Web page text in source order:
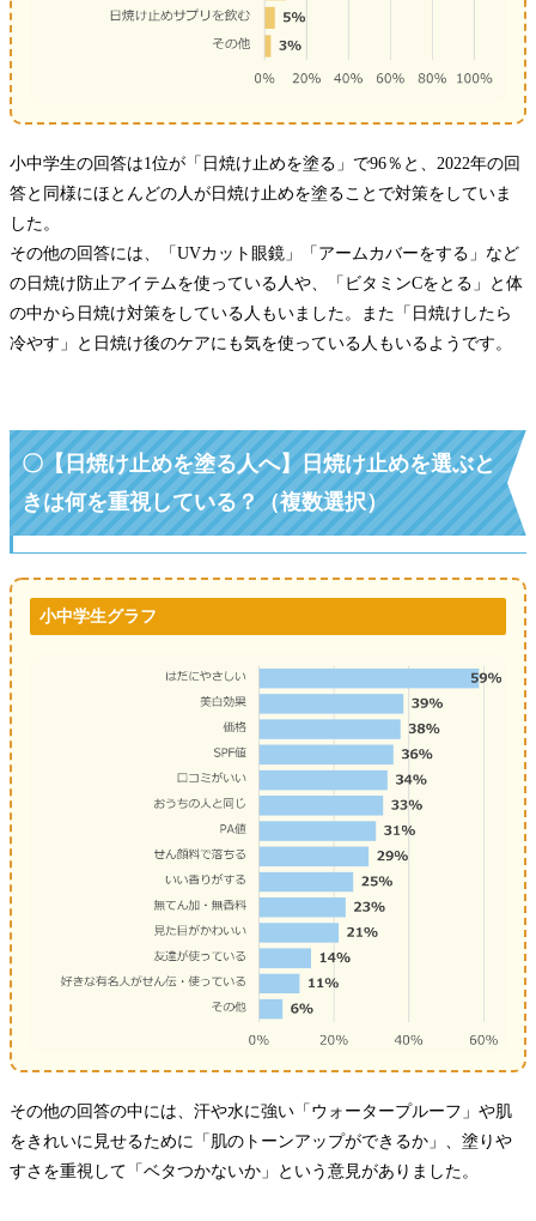
小中学生の回答は1位が「日焼け止めを塗る」で96％と、2022年の回
答と同様にほとんどの人が日焼け止めを塗ることで対策をしていま
した。
その他の回答には、「UVカット眼鏡」「アームカバーをする」など
の日焼け防止アイテムを使っている人や、「ビタミンCをとる」と体
の中から日焼け対策をしている人もいました。また「日焼けしたら
冷やす」と日焼け後のケアにも気を使っている人もいるようです。
〇【日焼け止めを塗る人へ】日焼け止めを選ぶと
きは何を重視している？（複数選択）
小中学生グラフ
その他の回答の中には、汗や水に強い「ウォータープルーフ」や肌
をきれいに見せるために「肌のトーンアップができるか」、塗りや
すさを重視して「ベタつかないか」という意見がありました。